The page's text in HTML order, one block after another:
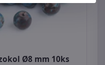
Ø8 mm 10ks